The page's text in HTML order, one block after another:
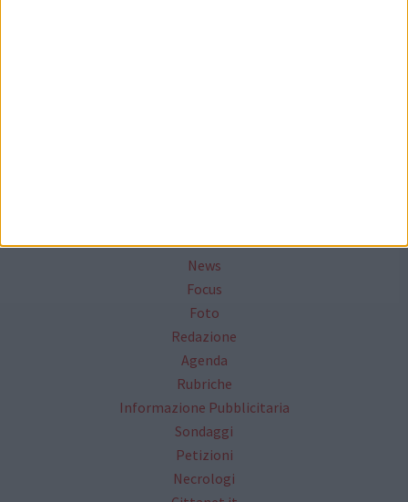
News
Focus
Foto
Redazione
Agenda
Rubriche
Informazione Pubblicitaria
Sondaggi
Petizioni
Necrologi